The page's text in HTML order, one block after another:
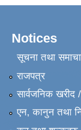
Notices
सूचना तथा
राजपत्र
सार्वजनिक खरीद
एन, कानुन तथा